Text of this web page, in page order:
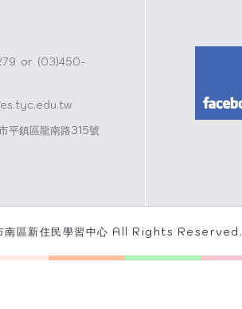
or (03)450-
平鎮區龍南路315號
區新住民學習中心 All Rights Reserved.